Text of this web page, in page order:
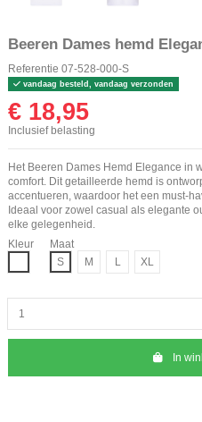
Beeren Dames hemd
Referentie 07-528-000-S
vandaag besteld, vandaag verzonden
€ 18,95
Inclusief belasting
Het Beeren Dames Hemd Elegance in
comfort. Dit getailleerde hemd is
accentueren, waardoor het een must-
Ideaal voor zowel casual als elegante
elke gelegenheid.
Kleur
Maat
S
M L XL
In